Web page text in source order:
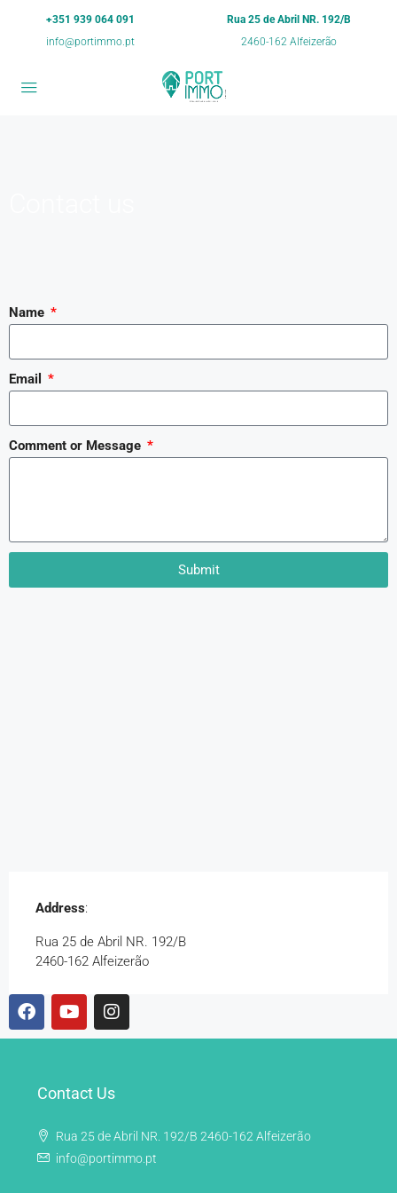
+351 939 064 091
info@portimmo.pt
Rua 25 de Abril NR. 192/B
2460-162 Alfeizerão
Name
Email
Comment or Message
Submit
Address:
Rua 25 de Abril NR. 192/B
2460-162 Alfeizerão
Contact Us
Rua 25 de Abril NR. 192/B 2460-162 Alfeizerão
info@portimmo.pt